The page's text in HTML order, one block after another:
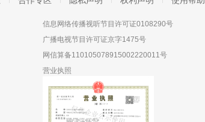
信息网络传播视听节目许可证0108290号
广播电视节目许可证京字1475号
网信算备110105078915002220011号
营业执照